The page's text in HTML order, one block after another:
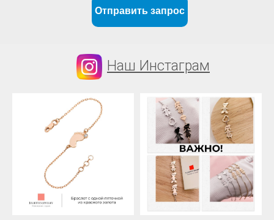
Отправить запрос
Наш Инстаграм